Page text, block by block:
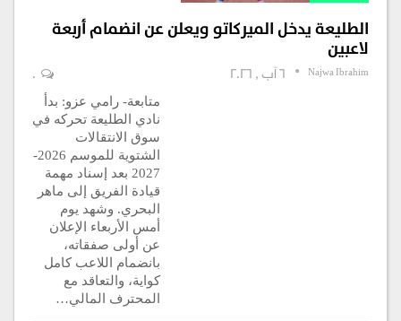
الطليعة يدخل الميركاتو ويعلن عن انضمام أربعة
لاعبين
Najwa Ibrahim
0
متابعة- رامي عزو: بدأ
نادي الطليعة تحركه في
سوق الانتقالات
الشتوية للموسم 2026-
2027 بعد إسناد مهمة
قيادة الفريق إلى ماهر
البحري. وشهد يوم
أمس الأربعاء الإعلان
عن أولى صفقاته،
بانضمام اللاعب كامل
كواية، والتعاقد مع
المحترف المالي…